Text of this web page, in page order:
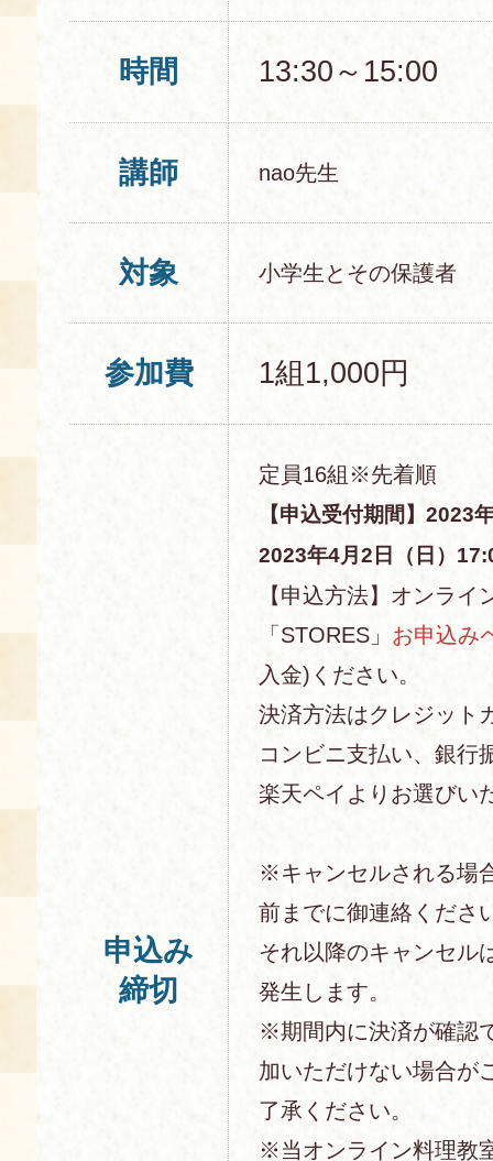
あじわい館弁当
時間 13:30～15:00
講師 nao先生
対象 小学生とその保護者
参加費 1組1,000円
申込み
締切
定員16組※先着順
【申込受付期間】2023
2023年4月2日（日）
【申込方法】オンライ
「STORES」 お申込み
入金)ください。
決済方法はクレジット
コンビニ支払い、銀行
楽天ペイよりお選びい
※キャンセルされる場
前までに御連絡くださ
それ以降のキャンセル
発生します。
※期間内に決済が確認
加いただけない場合が
了承ください。
※当オンライン料理教